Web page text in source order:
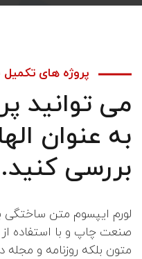
پروژه های
می توانید
به عنوان
بررسی کنید.
لورم ایپسوم متن ساختگی
صنعت چاپ و با استفاده
متون بلکه روزنامه و